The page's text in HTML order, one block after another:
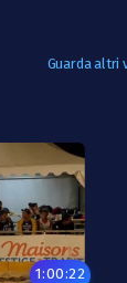
Guarda altri
1:00:22